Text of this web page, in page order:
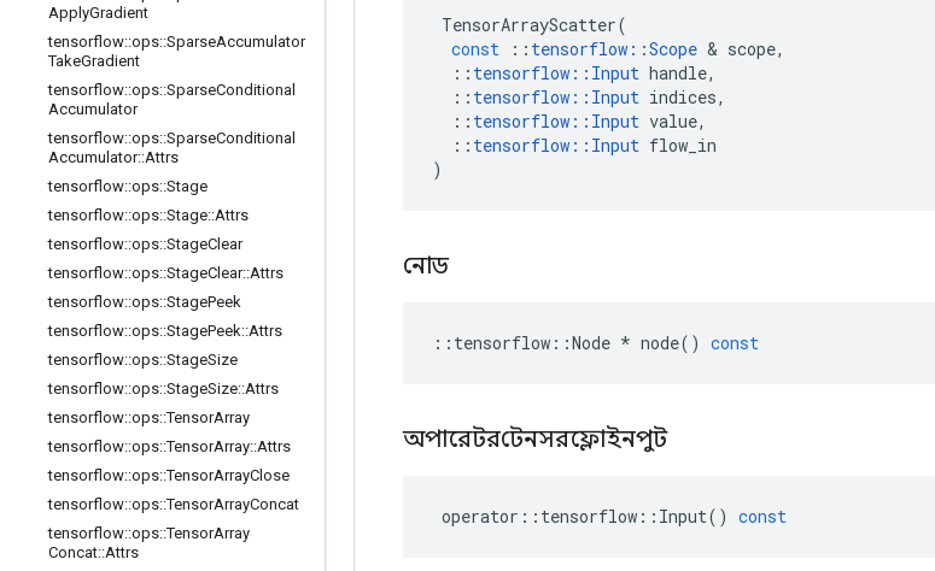
ApplyGradient
tensorflow::ops::SparseAccumulator
TakeGradient
tensorflow::ops::SparseConditional
Accumulator
tensorflow::ops::SparseConditional
Accumulator::Attrs
tensorflow::ops::Stage
tensorflow::ops::Stage::Attrs
tensorflow::ops::StageClear
tensorflow::ops::StageClear::Attrs
tensorflow::ops::StagePeek
tensorflow::ops::StagePeek::Attrs
tensorflow::ops::StageSize
tensorflow::ops::StageSize::Attrs
tensorflow::ops::TensorArray
tensorflow::ops::TensorArray::Attrs
tensorflow::ops::TensorArrayClose
tensorflow::ops::TensorArrayConcat
tensorflow::ops::TensorArray
Concat::Attrs
TensorArrayScatter(
const
:: tensorflow ::Scope & scope,
:: tensorflow :: Input handle,
:: tensorflow :: Input indices,
:: tensorflow :: Input value,
:: tensorflow :: Input flow_in
)
নোড
:: tensorflow ::Node * node() const
অপারেটরটেনসরফ্লোইনপুট
operator :: tensorflow :: Input() const